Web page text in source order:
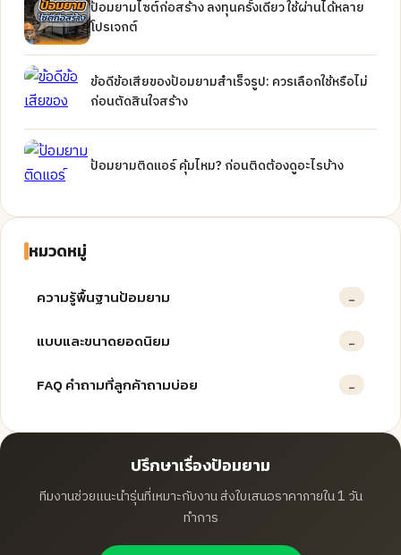
ป้อมยามไซต์ก่อสร้าง ลงทุนครั้งเดียว ใช้ผ่านได้หลาย
โปรเจกต์
ข้อดีข้อเสียของป้อมยามสำเร็จรูป: ควรเลือกใช้หรือไม่
ก่อนตัดสินใจสร้าง
ป้อมยามติดแอร์ คุ้มไหม? ก่อนติดต้องดูอะไรบ้าง
หมวดหมู่
ความรู้พื้นฐานป้อมยาม …
แบบและขนาดยอดนิยม …
FAQ คำถามที่ลูกค้าถามบ่อย …
ปรึกษาเรื่องป้อมยาม
ทีมงานช่วยแนะนำรุ่นที่เหมาะกับงาน ส่งใบเสนอราคาภายใน 1 วัน
ทำการ